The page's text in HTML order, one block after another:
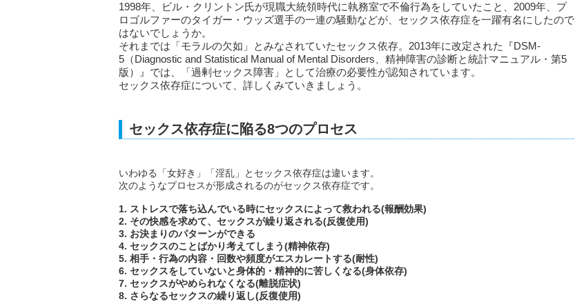
1998年、ビル・クリントン氏が現職大統領時代に執務室で不倫行為をしていたこと、2009年、プ
ロゴルファーのタイガー・ウッズ選手の一連の騒動などが、セックス依存症を一躍有名にしたので
はないでしょうか。
それまでは「モラルの欠如」とみなされていたセックス依存。2013年に改定された『DSM-
5（Diagnostic and Statistical Manual of Mental Disorders、精神障害の診断と統計マニュアル・第5
版）』では、「過剰セックス障害」として治療の必要性が認知されています。
セックス依存症について、詳しくみていきましょう。
セックス依存症に陥る8つのプロセス
いわゆる「女好き」「淫乱」とセックス依存症は違います。
次のようなプロセスが形成されるのがセックス依存症です。
1. ストレスで落ち込んでいる時にセックスによって救われる(報酬効果)
2. その快感を求めて、セックスが繰り返される(反復使用)
3. お決まりのパターンができる
4. セックスのことばかり考えてしまう(精神依存)
5. 相手・行為の内容・回数や頻度がエスカレートする(耐性)
6. セックスをしていないと身体的・精神的に苦しくなる(身体依存)
7. セックスがやめられなくなる(離脱症状)
8. さらなるセックスの繰り返し(反復使用)